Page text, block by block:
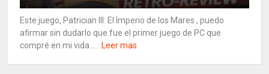
Este juego, Patrician III: El Imperio de los Mares , puedo
afirmar sin dudarlo que fue el primer juego de PC que
compré en mi vida .... Leer mas